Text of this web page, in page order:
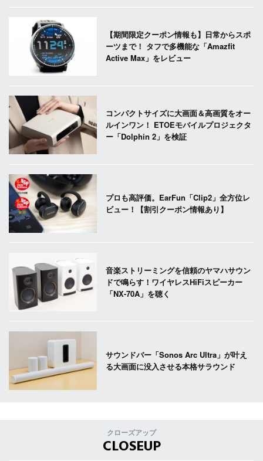
【期間限定クーポン情報も】日常からスポ
ーツまで！ タフで多機能な「Amazfit
Active Max」をレビュー
コンパクトサイズに大画面＆高画質をオー
ルインワン！ ETOEモバイルプロジェクタ
ー「Dolphin 2」を検証
プロも高評価。EarFun「Clip2」全方位レ
ビュー！【割引クーポン情報あり】
音楽ストリーミングを信頼のヤマハサウン
ドで鳴らす！ワイヤレスHiFiスピーカー
「NX-70A」を聴く
サウンドバー「Sonos Arc Ultra」が叶え
る大画面に没入させる本格サラウンド
クローズアップ
CLOSEUP